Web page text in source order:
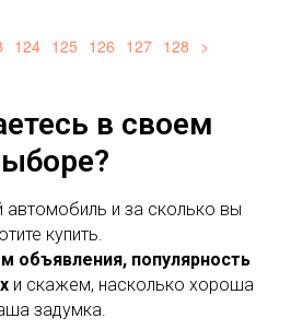
124 125 126 127 128 >
в своем
автомобиль и за сколько вы
купить.
объявления, популярность
и скажем, насколько хороша
задумка.